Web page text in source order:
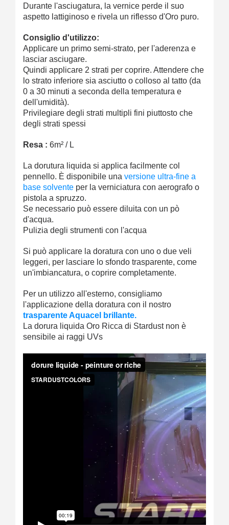
Durante l'asciugatura, la vernice perde il suo
aspetto lattiginoso e rivela un riflesso d'Oro puro.
Consiglio d'utilizzo:
Applicare un primo semi-strato, per l'aderenza e
lasciar asciugare.
Quindi applicare 2 strati per coprire. Attendere che
lo strato inferiore sia asciutto o colloso al tatto (da
0 a 30 minuti a seconda della temperatura e
dell'umidità).
Privilegiare degli strati multipli fini piuttosto che
degli strati spessi
Resa : 6m² / L
La dorutura liquida si applica facilmente col
pennello. È disponibile una versione ultra-fine a
base solvente per la verniciatura con aerografo o
pistola a spruzzo.
Se necessario può essere diluita con un pò
d'acqua.
Pulizia degli strumenti con l'acqua
Si può applicare la doratura con uno o due veli
leggeri, per lasciare lo sfondo trasparente, come
un'imbiancatura, o coprire completamente.
Per un utilizzo all'esterno, consigliamo
l'applicazione della doratura con il nostro
trasparente Aquacel brillante.
La dorura liquida Oro Ricca di Stardust non è
sensibile ai raggi UVs